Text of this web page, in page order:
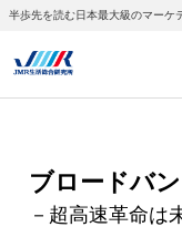
半歩先を読む日本最大級のマーケ
ブロードバ
－超高速革命は